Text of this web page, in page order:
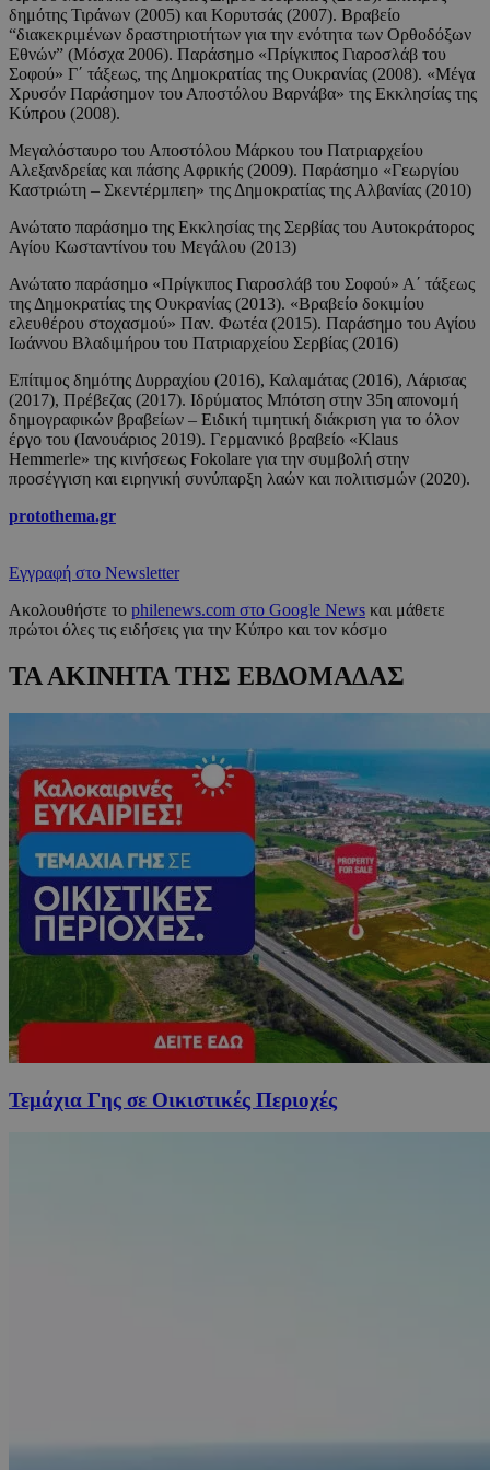
δημότης Τιράνων (2005) και Κορυτσάς (2007). Βραβείο
“διακεκριμένων δραστηριοτήτων για την ενότητα των Ορθοδόξων
Εθνών” (Μόσχα 2006). Παράσημο «Πρίγκιπος Γιαροσλάβ του
Σοφού» Γ΄ τάξεως, της Δημοκρατίας της Ουκρανίας (2008). «Μέγα
Χρυσόν Παράσημον του Αποστόλου Βαρνάβα» της Εκκλησίας της
Κύπρου (2008).
Μεγαλόσταυρο του Αποστόλου Μάρκου του Πατριαρχείου
Αλεξανδρείας και πάσης Αφρικής (2009). Παράσημο «Γεωργίου
Καστριώτη – Σκεντέρμπεη» της Δημοκρατίας της Αλβανίας (2010)
Ανώτατο παράσημο της Εκκλησίας της Σερβίας του Αυτοκράτορος
Αγίου Κωσταντίνου του Μεγάλου (2013)
Ανώτατο παράσημο «Πρίγκιπος Γιαροσλάβ του Σοφού» Α΄ τάξεως
της Δημοκρατίας της Ουκρανίας (2013). «Βραβείο δοκιμίου
ελευθέρου στοχασμού» Παν. Φωτέα (2015). Παράσημο του Αγίου
Ιωάννου Βλαδιμήρου του Πατριαρχείου Σερβίας (2016)
Επίτιμος δημότης Δυρραχίου (2016), Καλαμάτας (2016), Λάρισας
(2017), Πρέβεζας (2017). Ιδρύματος Μπότση στην 35η απονομή
δημογραφικών βραβείων – Ειδική τιμητική διάκριση για το όλον
έργο του (Ιανουάριος 2019). Γερμανικό βραβείο «Klaus
Hemmerle» της κινήσεως Fokolare για την συμβολή στην
προσέγγιση και ειρηνική συνύπαρξη λαών και πολιτισμών (2020). ‎
protothema.gr
Εγγραφή στο Newsletter
Ακολουθήστε το philenews.com στο Google News και μάθετε
πρώτοι όλες τις ειδήσεις για την Κύπρο και τον κόσμο
ΤΑ ΑΚΙΝΗΤΑ ΤΗΣ ΕΒΔΟΜΑΔΑΣ
Τεμάχια Γης σε Οικιστικές Περιοχές